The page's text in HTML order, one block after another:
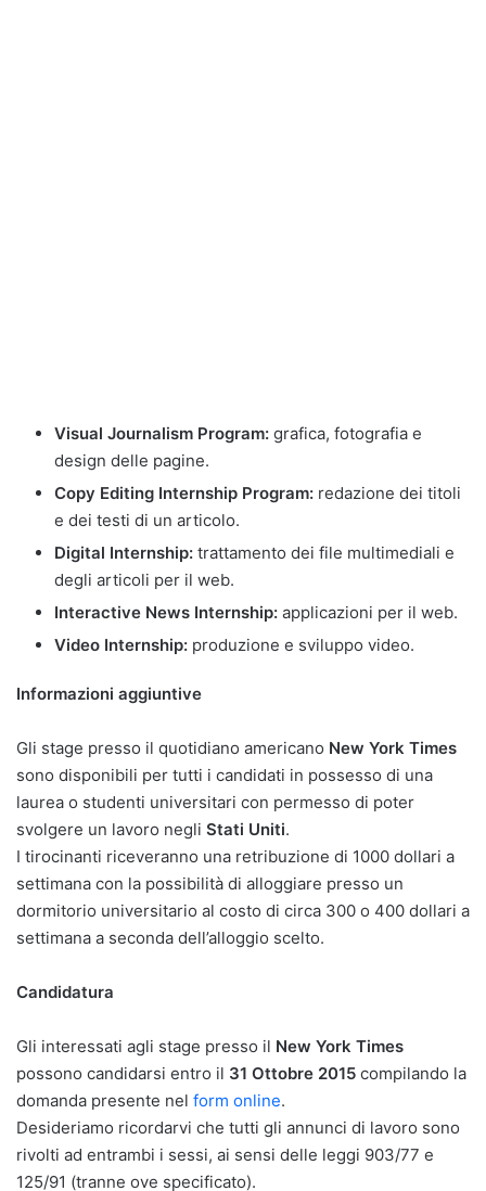
Visual Journalism Program: grafica, fotografia e
design delle pagine.
Copy Editing Internship Program: redazione dei titoli
e dei testi di un articolo.
Digital Internship: trattamento dei file multimediali e
degli articoli per il web.
Interactive News Internship: applicazioni per il web.
Video Internship: produzione e sviluppo video.
Informazioni aggiuntive
Gli stage presso il quotidiano americano New York Times
sono disponibili per tutti i candidati in possesso di una
laurea o studenti universitari con permesso di poter
svolgere un lavoro negli Stati Uniti.
I tirocinanti riceveranno una retribuzione di 1000 dollari a
settimana con la possibilità di alloggiare presso un
dormitorio universitario al costo di circa 300 o 400 dollari a
settimana a seconda dell’alloggio scelto.
Candidatura
Gli interessati agli stage presso il New York Times
possono candidarsi entro il 31 Ottobre 2015 compilando la
domanda presente nel form online.
Desideriamo ricordarvi che tutti gli annunci di lavoro sono
rivolti ad entrambi i sessi, ai sensi delle leggi 903/77 e
125/91 (tranne ove specificato).